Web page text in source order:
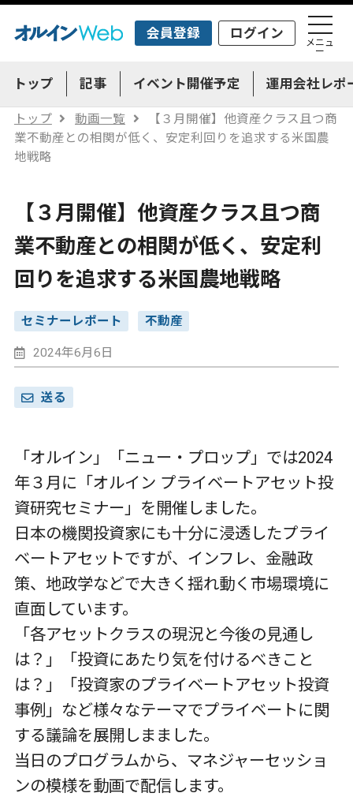
会員登録 ログイン
メニュ
ー
トップ 記事 イベント開催予定 運用会社レポ
トップ 動画一覧
【３月開催】他資産クラス且つ商
業不動産との相関が低く、安定利回りを追求する米国農
地戦略
【３月開催】他資産クラス且つ商
業不動産との相関が低く、安定利
回りを追求する米国農地戦略
セミナーレポート 不動産
2024年6月6日
送る
「オルイン」「ニュー・プロップ」では2024
年３月に「オルイン プライベートアセット投
資研究セミナー」を開催しました。
日本の機関投資家にも十分に浸透したプライ
ベートアセットですが、インフレ、金融政
策、地政学などで大きく揺れ動く市場環境に
直面しています。
「各アセットクラスの現況と今後の見通し
は？」「投資にあたり気を付けるべきこと
は？」「投資家のプライベートアセット投資
事例」など様々なテーマでプライベートに関
する議論を展開しまました。
当日のプログラムから、マネジャーセッショ
ンの模様を動画で配信します。